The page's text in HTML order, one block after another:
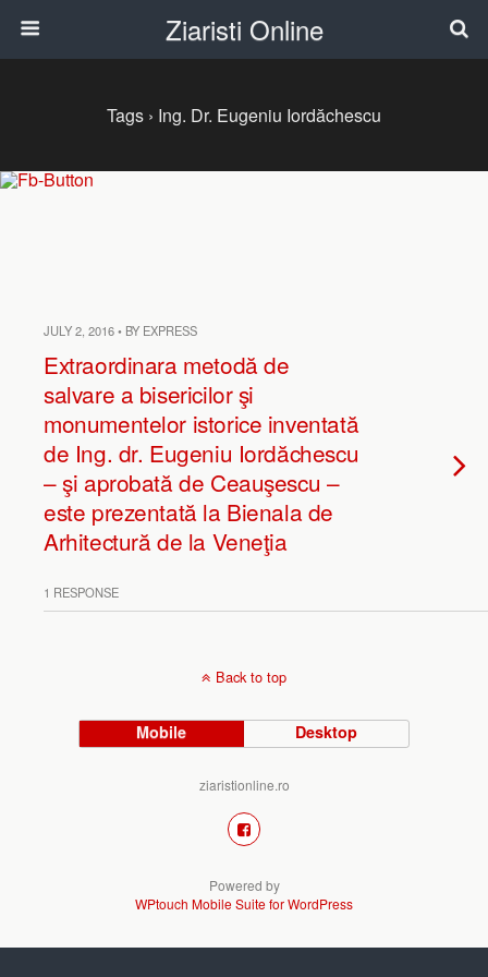
Ziaristi Online
Tags › Ing. Dr. Eugeniu Iordăchescu
JULY 2, 2016 • BY EXPRESS
Extraordinara metodă de
salvare a bisericilor şi
monumentelor istorice inventată
de Ing. dr. Eugeniu Iordăchescu
– şi aprobată de Ceauşescu –
este prezentată la Bienala de
Arhitectură de la Veneţia
1 RESPONSE
Back to top
Mobile Desktop
ziaristionline.ro
Powered by
WPtouch Mobile Suite for WordPress